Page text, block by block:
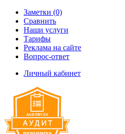
Заметки (0)
Сравнить
Наши услуги
Тарифы
Реклама на сайте
Вопрос-ответ
Личный кабинет